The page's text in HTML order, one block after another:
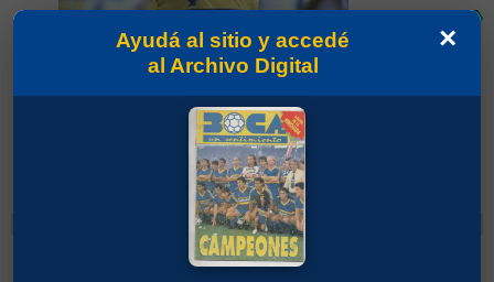
Partidos jugados por Guillermo Barros Schelotto
en Torneo Clausura 1998
Cambios
Latorre, Diego Fernando
×
Ayudá al sitio y accedé
al Archivo Digital